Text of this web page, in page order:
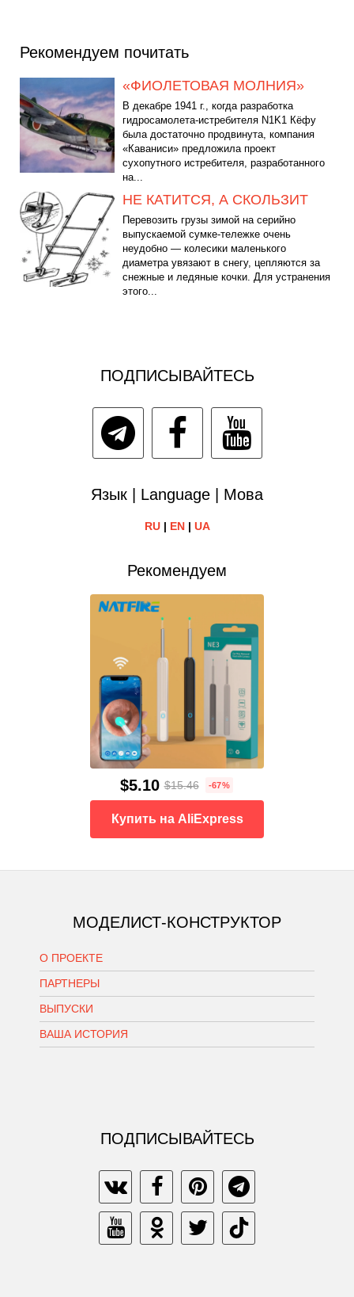
Рекомендуем почитать
«ФИОЛЕТОВАЯ МОЛНИЯ»
В декабре 1941 г., когда разработка
гидросамолета-истребителя N1K1 Кёфу
была достаточно продвинута, компания
«Каваниси» предложила проект
сухопутного истребителя, разработанного
на...
НЕ КАТИТСЯ, А СКОЛЬЗИТ
Перевозить грузы зимой на серийно
выпускаемой сумке-тележке очень
неудобно — колесики маленького
диаметра увязают в снегу, цепляются за
снежные и ледяные кочки. Для устранения
этого...
ПОДПИСЫВАЙТЕСЬ
Язык | Language | Мова
RU| EN| UA
Рекомендуем
$5.10 $15.46 -67%
Купить на AliExpress
МОДЕЛИСТ-КОНСТРУКТОР
О ПРОЕКТЕ
ПАРТНЕРЫ
ВЫПУСКИ
ВАША ИСТОРИЯ
ПОДПИСЫВАЙТЕСЬ